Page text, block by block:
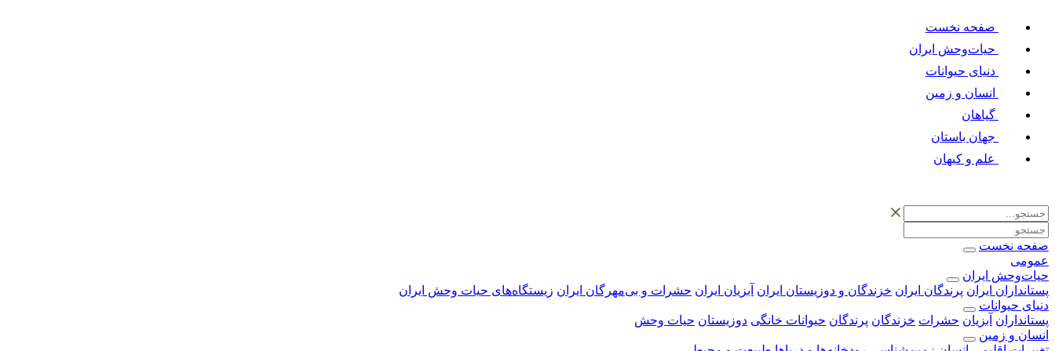
صفحه نخست
حیات‌وحش ایران
دنیای حیوانات
انسان و زمین
گیاهان
جهان باستان
علم و کیهان
صفحه نخست
عمومی
حیات‌وحش ایران
پستانداران ایران پرندگان ایران خزندگان و دوزیستان ایران آبزیان ایران حشرات و بی‌مهرگان ایران زیستگاه‌های حیات وحش ایران
دنیای حیوانات
پستانداران آبزیان حشرات خزندگان پرندگان حیوانات خانگی دوزیستان حیات وحش
انسان و زمین